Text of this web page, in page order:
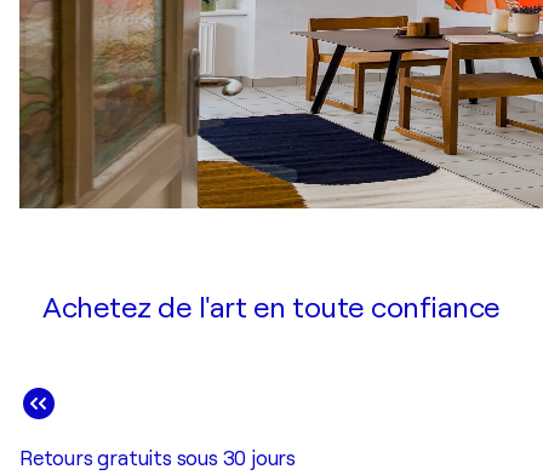
Achetez de l'art en toute confiance
Retours gratuits sous 30 jours